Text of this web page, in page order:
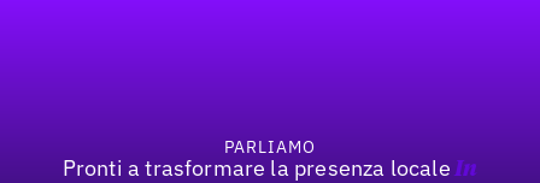
PARLIAMO
Pronti a trasformare la presenza locale In